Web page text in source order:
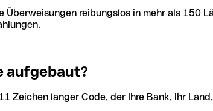
reibungslos in mehr als 150
aufgebaut?
Zeichen langer Code, der Ihre Bank, Ihr